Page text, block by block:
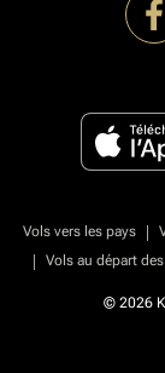
Vols vers les pays |
|
Vols au départ
© 2026